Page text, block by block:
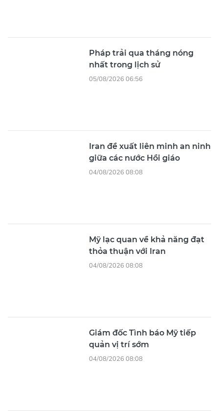
Pháp trải qua tháng nóng
nhất trong lịch sử
05/08/2026 06:56
Iran đề xuất liên minh an ninh
giữa các nước Hồi giáo
04/08/2026 08:08
Mỹ lạc quan về khả năng đạt
thỏa thuận với Iran
04/08/2026 08:08
Giám đốc Tình báo Mỹ tiếp
quản vị trí sớm
04/08/2026 08:08